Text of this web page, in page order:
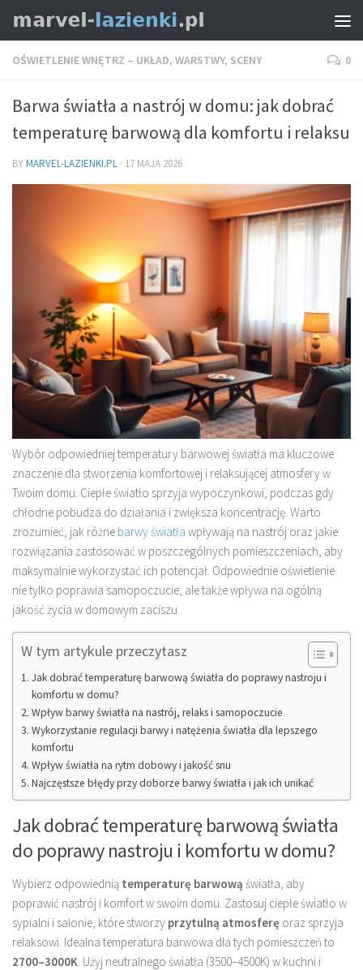
OŚWIETLENIE WNĘTRZ – UKŁAD, WARSTWY, SCENY 0
Barwa światła a nastrój w domu: jak dobrać
temperaturę barwową dla komfortu i relaksu
BYMARVEL-LAZIENKI.PL · 17 MAJA 2026
Wybór odpowiedniej temperatury barwowej światła ma kluczowe
znaczenie dla stworzenia komfortowej i relaksującej atmosfery w
Twoim domu. Ciepłe światło sprzyja wypoczynkowi, podczas gdy
chłodne pobudza do działania i zwiększa koncentrację. Warto
zrozumieć, jak różne barwy światła wpływają na nastrój oraz jakie
rozwiązania zastosować w poszczególnych pomieszczeniach, aby
maksymalnie wykorzystać ich potencjał. Odpowiednie oświetlenie
nie tylko poprawia samopoczucie, ale także wpływa na ogólną
jakość życia w domowym zaciszu.
W tym artykule przeczytasz
Jak dobrać temperaturę barwową światła do poprawy nastroju i
komfortu w domu?
Wpływ barwy światła na nastrój, relaks i samopoczucie
Wykorzystanie regulacji barwy i natężenia światła dla lepszego
komfortu
Wpływ światła na rytm dobowy i jakość snu
Najczęstsze błędy przy doborze barwy światła i jak ich unikać
Jak dobrać temperaturę barwową światła
do poprawy nastroju i komfortu w domu?
Wybierz odpowiednią temperaturę barwową światła, aby
poprawić nastrój i komfort w swoim domu. Zastosuj ciepłe światło w
sypialni i salonie, które stworzy przytulną atmosferę oraz sprzyja
relaksowi. Idealna temperatura barwowa dla tych pomieszczeń to
2700–3000K . Użyj neutralnego światła (3500–4500K) w kuchni i